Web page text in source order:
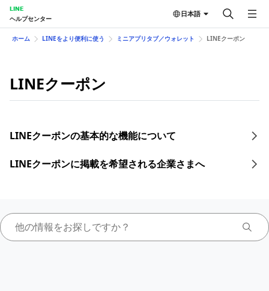
LINE
ヘルプセンター
日本語
ホーム LINEをより便利に使う ミニアプリタブ／ウォレット LINEクーポン
LINEクーポン
LINEクーポンの基本的な機能について
LINEクーポンに掲載を希望される企業さまへ